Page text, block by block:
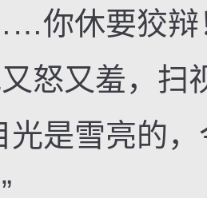
休要狡辩！
怒又羞，扫
光是雪亮的